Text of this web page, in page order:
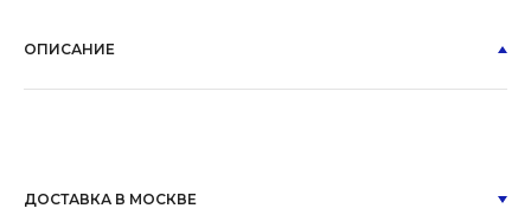
ОПИСАНИЕ
ДОСТАВКА В МОСКВЕ